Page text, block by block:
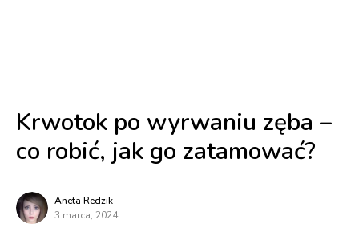
Krwotok po wyrwaniu zęba –
co robić, jak go zatamować?
Aneta Redzik
3 marca, 2024